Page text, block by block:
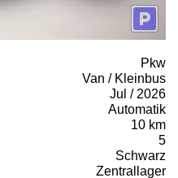
Pkw
Van / Kleinbus
Jul / 2026
Automatik
10 km
5
Schwarz
Zentrallager